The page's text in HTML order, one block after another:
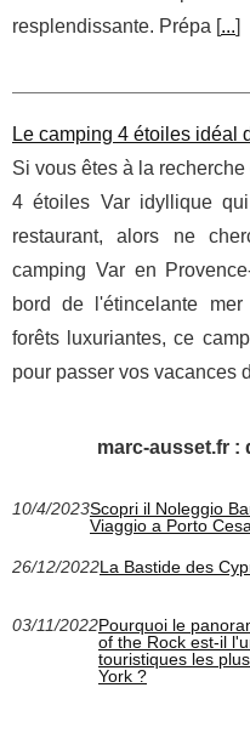
resplendissante. Prépa [...]
Le camping 4 étoiles idéal
Si vous êtes à la
4 étoiles Var idyllique
restaurant, alors ne
camping Var en
bord de l'étincelante
forêts luxuriantes, ce
pour passer vos vacances
marc-ausset.fr :
10/4/2023Scopri il Noleggio
Viaggio a Porto
26/12/2022La Bastide des
03/11/2022Pourquoi le
of the Rock est-il
touristiques les
York ?